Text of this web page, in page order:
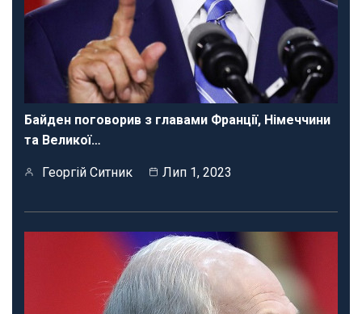
Байден поговорив з главами Франції, Німеччини
та Великої…
Георгій Ситник Лип 1, 2023